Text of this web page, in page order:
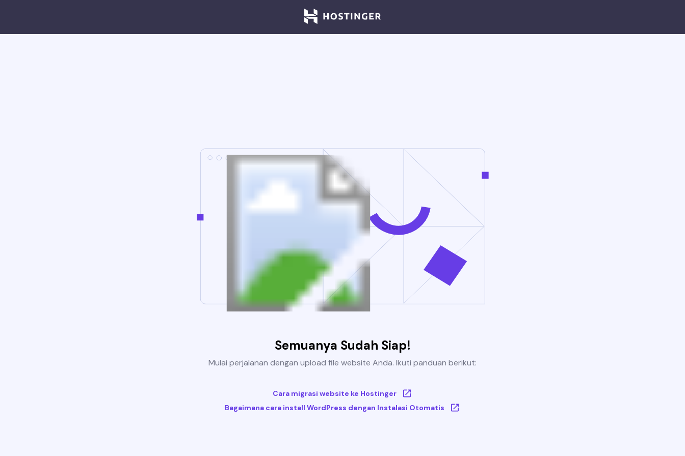
Semuanya Sudah Siap!
Mulai perjalanan dengan upload file website Anda. Ikuti panduan berikut:
Cara migrasi website ke Hostinger
Bagaimana cara install WordPress dengan Instalasi Otomatis